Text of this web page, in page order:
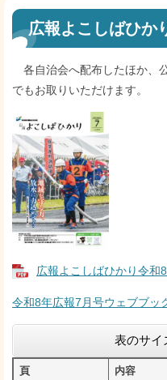
広報よこしばひか
各自治会へ配布したほか、
でもお取りいただけます。
広報よこしばひかり令和
令和8年広報7月号ウェブブッ
表のサイ
頁 内容